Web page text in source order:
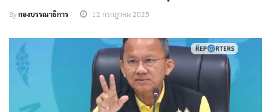
Byกองบรรณาธิการ 12 กรกฎาคม 2025